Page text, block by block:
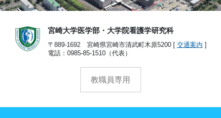
宮崎大学医学部・大学院看護学研究科
〒889-1692 宮崎県宮崎市清武町木原5200 [ 交通案内 ]
電話：0985-85-1510（代表）
教職員専用